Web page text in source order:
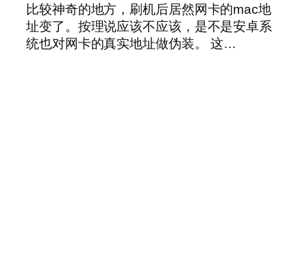
比较神奇的地方，刷机后居然网卡的mac地
址变了。按理说应该不应该，是不是安卓系
统也对网卡的真实地址做伪装。 这…